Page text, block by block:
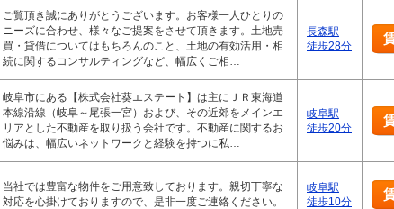
ご覧頂き誠にありがとうございます。お客様一人ひとりの
ニーズに合わせ、様々なご提案をさせて頂きます。土地売
買・貸借についてはもちろんのこと、土地の有効活用・相
続に関するコンサルティングなど、幅広くご相…
長森駅
徒歩28分
岐阜市にある【株式会社葵エステート】は主にＪＲ東海道
本線沿線（岐阜～尾張一宮）および、その近郊をメインエ
リアとした不動産を取り扱う会社です。不動産に関するお
悩みは、幅広いネットワークと経験を持つに私…
岐阜駅
徒歩20分
当社では豊富な物件をご用意致しております。親切丁寧な
対応を心掛けておりますので、是非一度ご連絡ください。
岐阜駅
徒歩10分